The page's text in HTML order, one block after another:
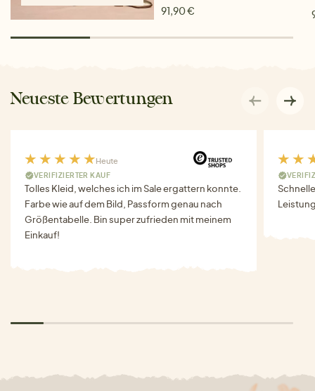
91,90 €
Neueste Bewertungen
Heute
VERIFIZIERTER KAUF
Tolles Kleid, welches ich im Sale ergattern konnte.
Farbe wie auf dem Bild, Passform genau nach
Größentabelle. Bin super zufrieden mit meinem
Einkauf!